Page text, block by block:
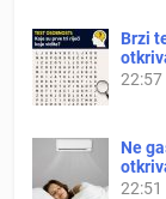
Brzi
22:57
Ne
22:51